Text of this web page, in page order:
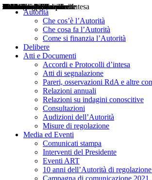
Autorità
Che cos’è l’Autorità
Che cosa fa l’Autorità
Come si finanzia l’Autorità
Delibere
Atti e Documenti
Accordi e Protocolli d’intesa
Atti di segnalazione
Pareri, osservazioni RdA e altre
Relazioni annuali
Relazioni su indagini conoscitive
Consultazioni
Audizioni dell’Autorità
Misure di regolazione
Media ed Eventi
Comunicati stampa
Interventi del Presidente
Eventi ART
10 anni dell’Autorità di
Campagna di comunicazione 2021
Delibere
Pareri
Consultazioni
Audizioni
Atti di Segnalazione
Accordi e Protocolli d'Intesa
Relazioni annuali
Misure di regolazione
Notizie
Comunicati Stampa
Bollettini ART
Convegni ART
Interviste del Presidente
Articoli in primo piano
Interventi del Presidente
2004
2005
2010
2013
2014
2015
2016
2017
2018
2019
202
2020
2021
2022
2023
2024
2025
2026
Aereo
Marittimo
Terrestre